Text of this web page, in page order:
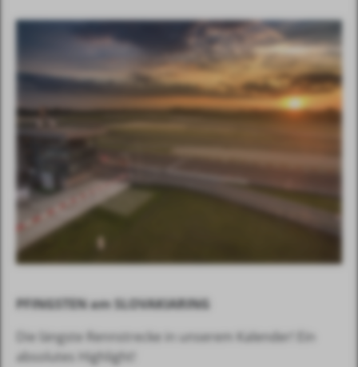
PFINGSTEN am SLOVAKIARING
Die längste Rennstrecke in unserem Kalender! Ein
absolutes Highlight!